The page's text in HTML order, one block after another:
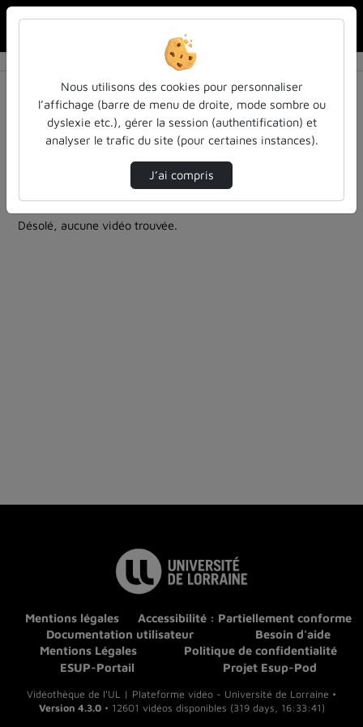
Résultats de la recherche
Filtres actifs (cliquer pour en retirer) :
la-philo-en-petits-morceaux
einstein
la-philo-en-petits-morceaux
philosophie
0 vidéo trouvée
Désolé, aucune vidéo trouvée.
Mentions légales
Accessibilité : Partiellement conforme
Documentation utilisateur
Besoin d'aide
Mentions Légales
Politique de confidentialité
ESUP-Portail
Projet Esup-Pod
Vidéothèque de l'UL | Plateforme vidéo - Université de Lorraine •
Version 4.3.0• 12601 vidéos disponibles (319 days, 16:33:41)
Nous utilisons des cookies pour personnaliser
l’affichage (barre de menu de droite, mode sombre ou
dyslexie etc.), gérer la session (authentification) et
analyser le trafic du site (pour certaines instances).
J’ai compris